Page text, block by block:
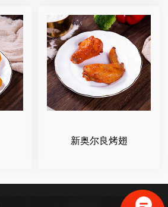
新奥尔良烤翅